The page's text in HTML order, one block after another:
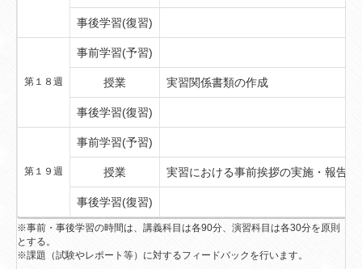
事後学習(復習)
第１８週
事前学習(予習)
授業 実習関係書類の作成
事後学習(復習)
第１９週
事前学習(予習)
授業 実習における事前挨拶の実施・報告
事後学習(復習)
※事前・事後学習の時間は、講義科目は各90分、演習科目は各30分を原則
とする。
※課題（試験やレポート等）に対するフィードバックを行います。